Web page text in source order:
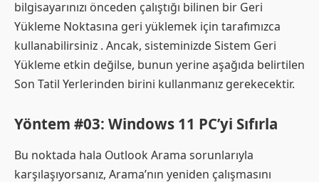
bilgisayarınızı önceden çalıştığı bilinen bir Geri
Yükleme Noktasına geri yüklemek için tarafımızca
kullanabilirsiniz . Ancak, sisteminizde Sistem Geri
Yükleme etkin değilse, bunun yerine aşağıda belirtilen
Son Tatil Yerlerinden birini kullanmanız gerekecektir.
Yöntem #03: Windows 11 PC’yi Sıfırla
Bu noktada hala Outlook Arama sorunlarıyla
karşılaşıyorsanız, Arama’nın yeniden çalışmasını